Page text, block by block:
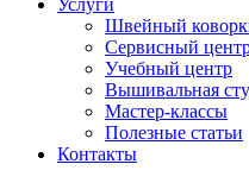
Услуги
Швейный
Сервисный
Учебный центр
Вышивальная
Мастер-классы
Полезные статьи
Контакты